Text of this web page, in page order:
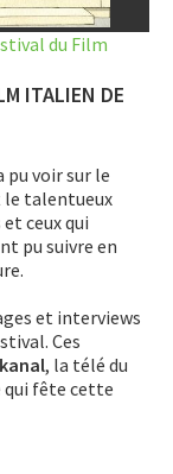
du Film
ITALIEN DE
pu voir sur le
le talentueux
et ceux qui
pu suivre en
et interviews
Ces
, la télé du
qui fête cette